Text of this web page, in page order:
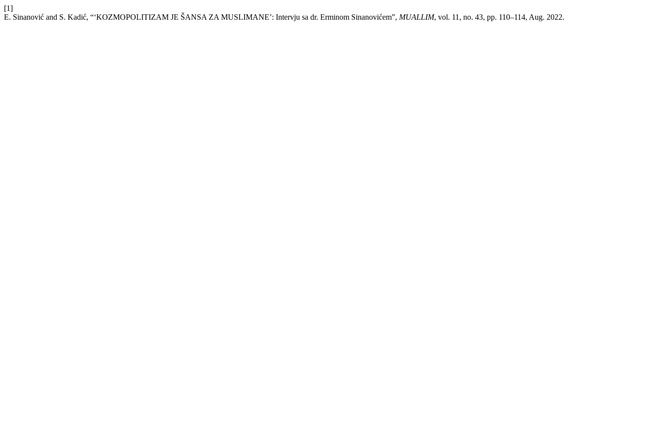
[1]
E. Sinanović and S. Kadić, “‘KOZMOPOLITIZAM JE ŠANSA ZA MUSLIMANE’: Intervju sa dr. Erminom Sinanovićem”, MUALLIM, vol. 11, no. 43, pp. 110–114, Aug. 2022.